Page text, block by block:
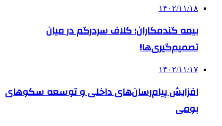
۱۴۰۲/۱۱/۱۸
بیمه گندمکاران؛ کلاف سردرگم در میان
تصمیم‌گیری‌ها!
۱۴۰۲/۱۱/۱۷
افزایش پیام‌رسان‌های داخلی و توسعه سکوهای
بومی